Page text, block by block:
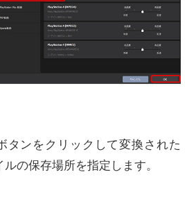
タンをクリックして変換された
の保存場所を指定します。